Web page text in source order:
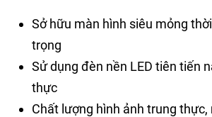
Sở hữu màn hình siêu mỏng
trọng
Sử dụng đèn nền LED tiên tiến
thực
Chất lượng hình ảnh trung